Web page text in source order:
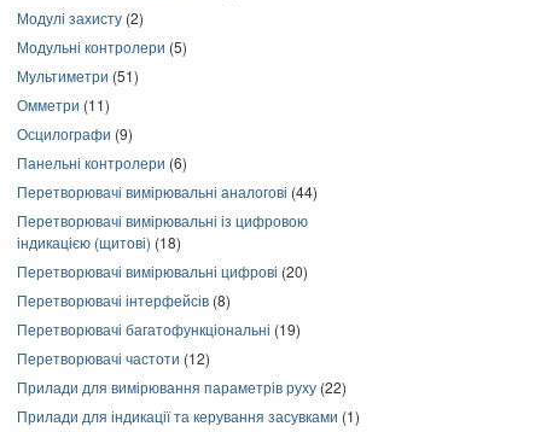
Модулі захисту (2)
Модульні контролери (5)
Мультиметри (51)
Омметри (11)
Осцилографи (9)
Панельні контролери (6)
Перетворювачі вимірювальні аналогові (44)
Перетворювачі вимірювальні із цифровою
індикацією (щитові) (18)
Перетворювачі вимірювальні цифрові (20)
Перетворювачі інтерфейсів (8)
Перетворювачі багатофункціональні (19)
Перетворювачі частоти (12)
Прилади для вимірювання параметрів руху (22)
Прилади для індикації та керування засувками (1)